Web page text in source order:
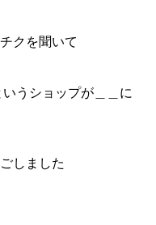
クを聞いて
うショップが＿＿に
しました